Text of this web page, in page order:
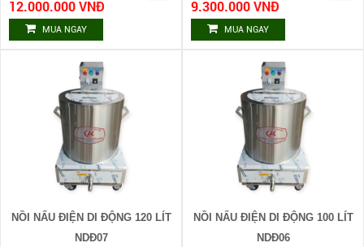
12.000.000 VNĐ
MUA NGAY
9.300.000 VNĐ
MUA NGAY
NỒI NẤU ĐIỆN DI ĐỘNG 120 LÍT
NDĐ07
NỒI NẤU ĐIỆN DI ĐỘNG 100 LÍT
NDĐ06